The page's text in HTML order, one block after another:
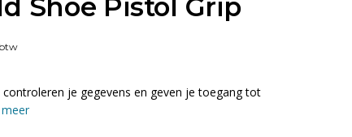
Shoe Pistol Grip
je gegevens en geven je toegang tot